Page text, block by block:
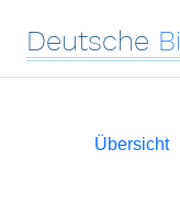
Deutsche
Übersicht